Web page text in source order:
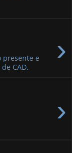
›
presente e
CAD.
›